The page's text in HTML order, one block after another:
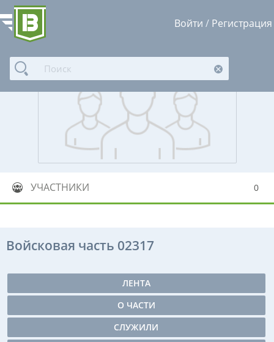
Войти / Регистрация
УЧАСТНИКИ 0
Войсковая часть 02317
ЛЕНТА
О ЧАСТИ
СЛУЖИЛИ